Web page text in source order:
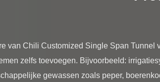
van Chili Customized Single Span
zelfs toevoegen. Bijvoorbeeld: